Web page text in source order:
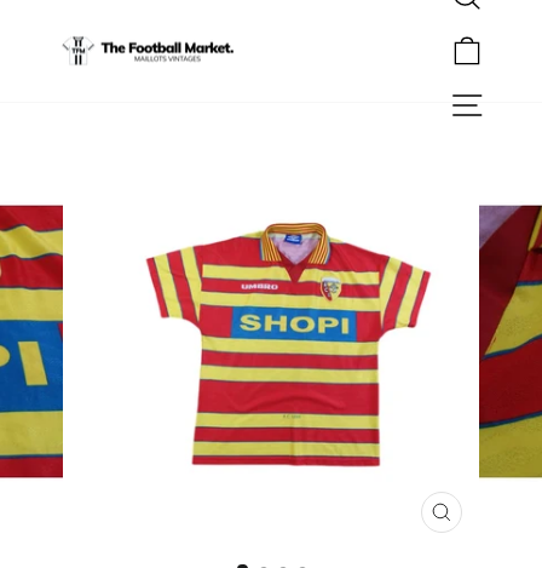
Rechercher
Navigation
FERMER